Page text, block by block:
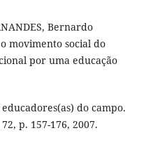
Bernardo
movimento social do
por uma educação
educadores(as) do campo.
p. 157-176, 2007.